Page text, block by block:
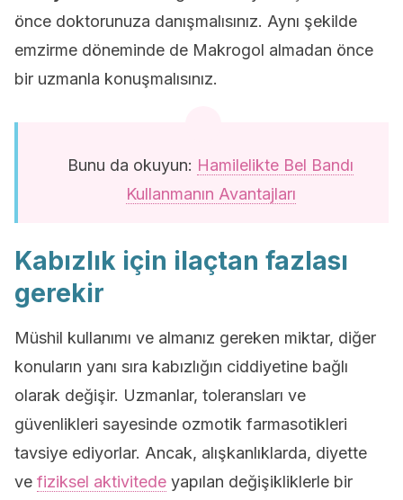
önce doktorunuza danışmalısınız. Aynı şekilde
emzirme döneminde de Makrogol almadan önce
bir uzmanla konuşmalısınız.
Bunu da okuyun: Hamilelikte Bel Bandı
Kullanmanın Avantajları
Kabızlık için ilaçtan fazlası
gerekir
Müshil kullanımı ve almanız gereken miktar, diğer
konuların yanı sıra kabızlığın ciddiyetine bağlı
olarak değişir. Uzmanlar, toleransları ve
güvenlikleri sayesinde ozmotik farmasotikleri
tavsiye ediyorlar. Ancak, alışkanlıklarda, diyette
ve fiziksel aktivitede yapılan değişikliklerle bir